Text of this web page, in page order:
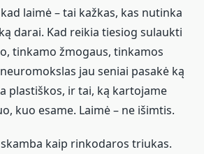
laimė – tai kažkas, kas nutinka
darai. Kad reikia tiesiog sulaukti
tinkamo žmogaus, tinkamos
jau seniai pasakė ką
plastiškos, ir tai, ką kartojame
kuo esame. Laimė – ne išimtis.
kaip rinkodaros triukas.